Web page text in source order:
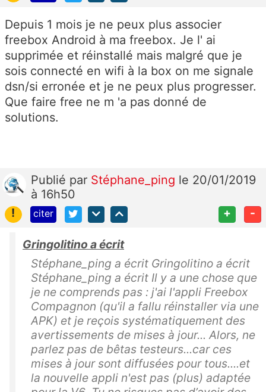
Depuis 1 mois je ne peux plus associer
freebox Android à ma freebox. Je l' ai
supprimée et réinstallé mais malgré que je
sois connecté en wifi à la box on me signale
dsn/si erronée et je ne peux plus progresser.
Que faire free ne m 'a pas donné de
solutions.
Publié par Stéphane_ping le 20/01/2019
à 16h50
!
citer + -
Gringolitino a écrit
Stéphane_ping a écrit Gringolitino a écrit
Stéphane_ping a écrit Il y a une chose que
je ne comprends pas : j'ai l'appli Freebox
Compagnon (qu'il a fallu réinstaller via une
APK) et je reçois systématiquement des
avertissements de mises à jour... Alors, ne
parlez pas de bêtas testeurs...car ces
mises à jour sont diffusées pour tous....et
la nouvelle appli n'est pas (plus) adaptée